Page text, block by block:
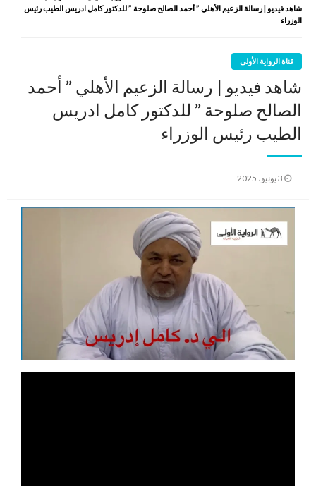
شاهد فيديو | رسالة الزعيم الأهلي ” أحمد الصالح صلوحة ” للدكتور كامل ادريس الطيب رئيس
الوزراء
قناة الرواية الأولى
شاهد فيديو | رسالة الزعيم الأهلي ” أحمد
الصالح صلوحة ” للدكتور كامل ادريس
الطيب رئيس الوزراء
نُشر
3 يونيو، 2025